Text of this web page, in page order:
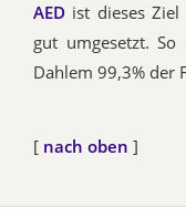
AED ist dieses
gut umgesetzt.
Dahlem 99,3% der
[ nach oben ]